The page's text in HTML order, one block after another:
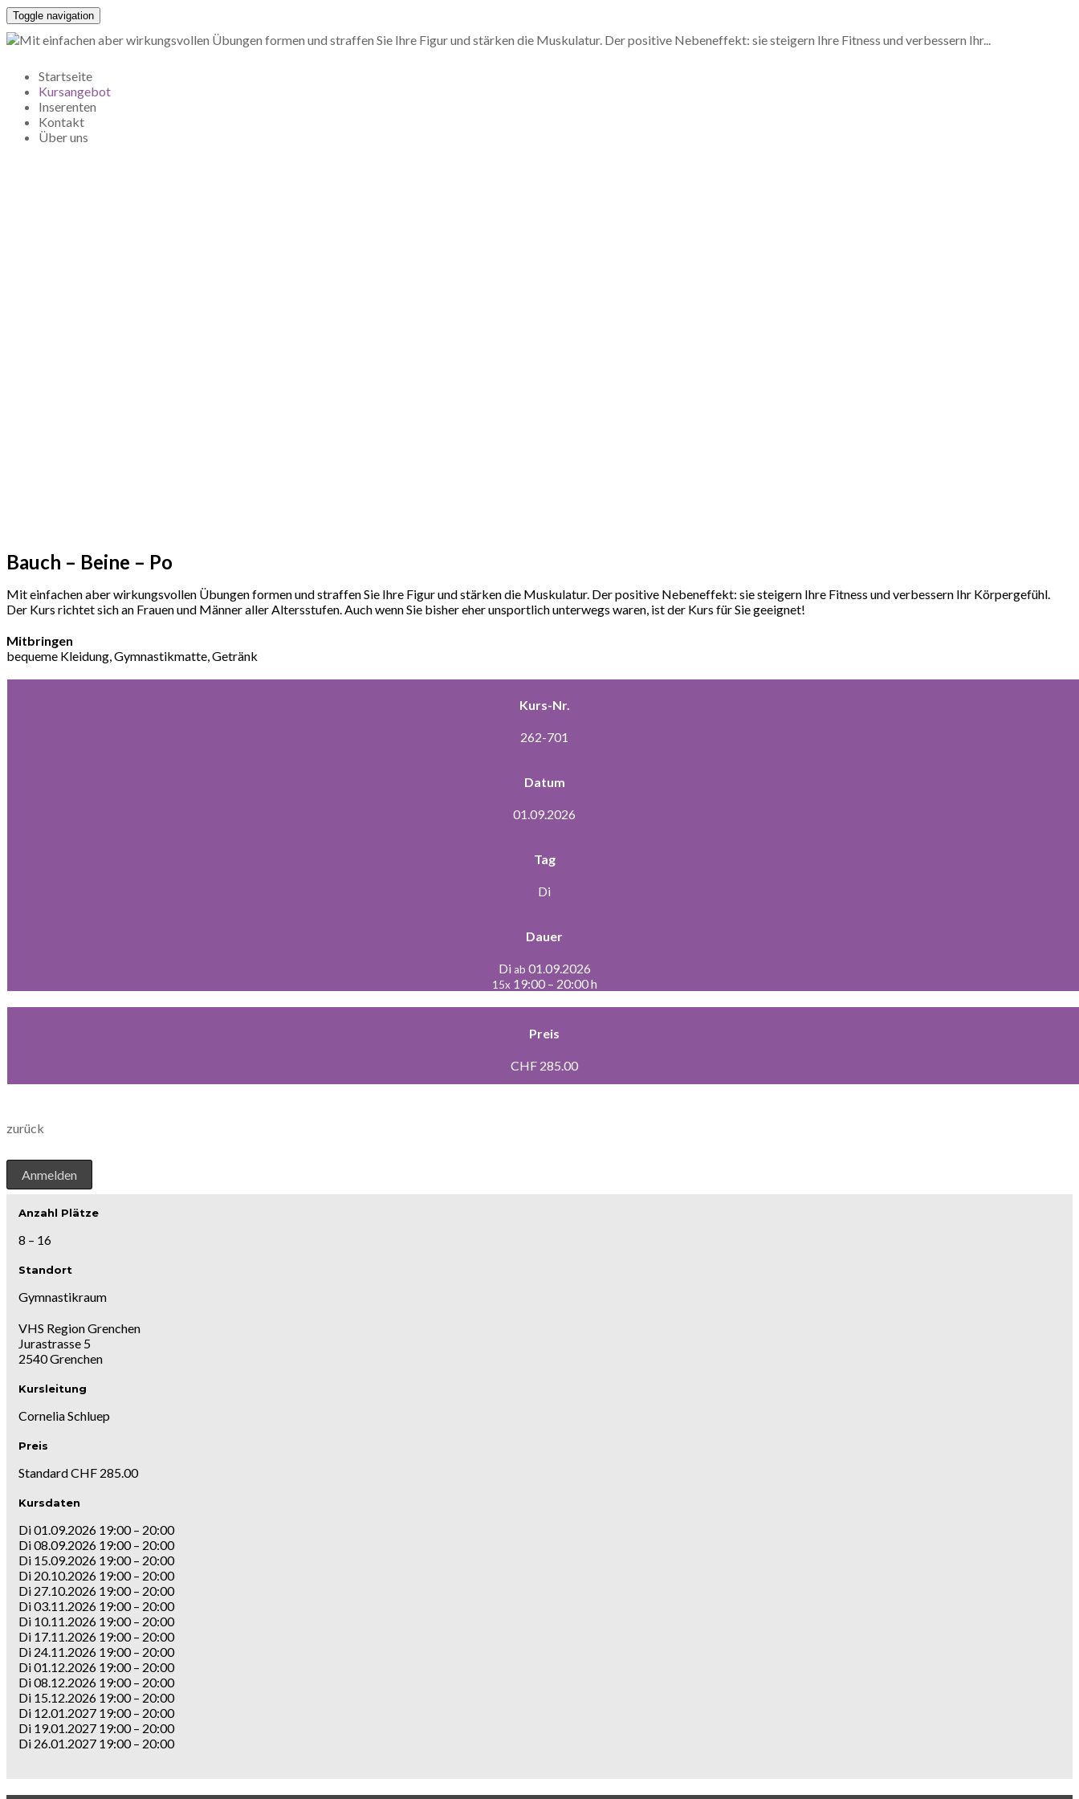
Toggle navigation
Startseite
Kursangebot
Inserenten
Kontakt
Über uns
Bauch – Beine – Po
Mit einfachen aber wirkungsvollen Übungen formen und straffen Sie Ihre Figur und stärken die Muskulatur. Der positive Nebeneffekt: sie steigern Ihre Fitness und verbessern Ihr Körpergefühl.
Der Kurs richtet sich an Frauen und Männer aller Altersstufen. Auch wenn Sie bisher eher unsportlich unterwegs waren, ist der Kurs für Sie geeignet!
Mitbringen
bequeme Kleidung, Gymnastikmatte, Getränk
Kurs-Nr.
262-701
Datum
01.09.2026
Tag
Di
Dauer
Di ab 01.09.2026
15x 19:00 – 20:00 h
Preis
CHF 285.00
zurück
Anmelden
Anzahl Plätze
8 – 16
Standort
Gymnastikraum
VHS Region Grenchen
Jurastrasse 5
2540 Grenchen
Kursleitung
Cornelia Schluep
Preis
Standard CHF 285.00
Kursdaten
Di 01.09.2026 19:00 – 20:00
Di 08.09.2026 19:00 – 20:00
Di 15.09.2026 19:00 – 20:00
Di 20.10.2026 19:00 – 20:00
Di 27.10.2026 19:00 – 20:00
Di 03.11.2026 19:00 – 20:00
Di 10.11.2026 19:00 – 20:00
Di 17.11.2026 19:00 – 20:00
Di 24.11.2026 19:00 – 20:00
Di 01.12.2026 19:00 – 20:00
Di 08.12.2026 19:00 – 20:00
Di 15.12.2026 19:00 – 20:00
Di 12.01.2027 19:00 – 20:00
Di 19.01.2027 19:00 – 20:00
Di 26.01.2027 19:00 – 20:00